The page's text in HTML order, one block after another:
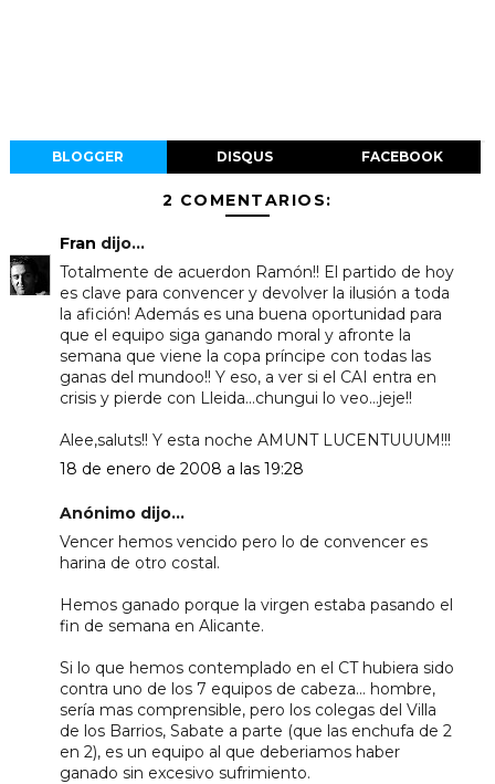
BLOGGER DISQUS FACEBOOK
2 COMENTARIOS:
Fran dijo...
Totalmente de acuerdon Ramón!! El partido de hoy
es clave para convencer y devolver la ilusión a toda
la afición! Además es una buena oportunidad para
que el equipo siga ganando moral y afronte la
semana que viene la copa príncipe con todas las
ganas del mundoo!! Y eso, a ver si el CAI entra en
crisis y pierde con Lleida...chungui lo veo...jeje!!
Alee,saluts!! Y esta noche AMUNT LUCENTUUUM!!!
18 de enero de 2008 a las 19:28
Anónimo dijo...
Vencer hemos vencido pero lo de convencer es
harina de otro costal.
Hemos ganado porque la virgen estaba pasando el
fin de semana en Alicante.
Si lo que hemos contemplado en el CT hubiera sido
contra uno de los 7 equipos de cabeza... hombre,
sería mas comprensible, pero los colegas del Villa
de los Barrios, Sabate a parte (que las enchufa de 2
en 2), es un equipo al que deberiamos haber
ganado sin excesivo sufrimiento.